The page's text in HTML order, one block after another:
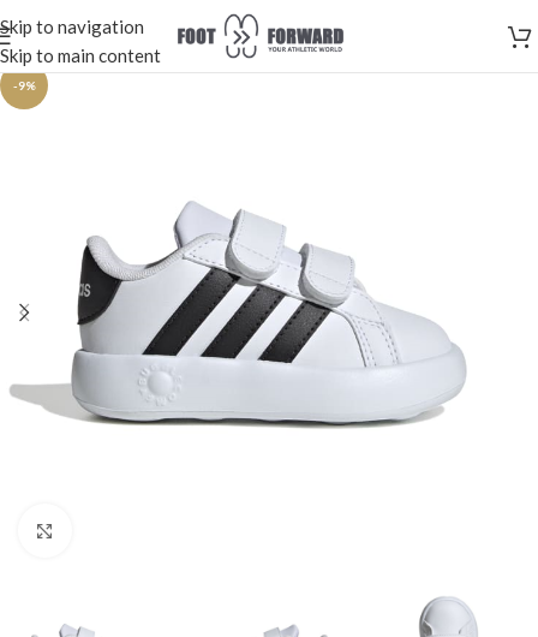
Skip to navigation
Skip to main content
-9%